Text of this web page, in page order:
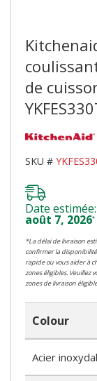
de
SKU #
Date estimée:
août 7, 2026*
*La délai de livraison
confirmer la
rapide ou vous aider à
zones éligibles. Veuillez
zones de livraison
Colour
Acier